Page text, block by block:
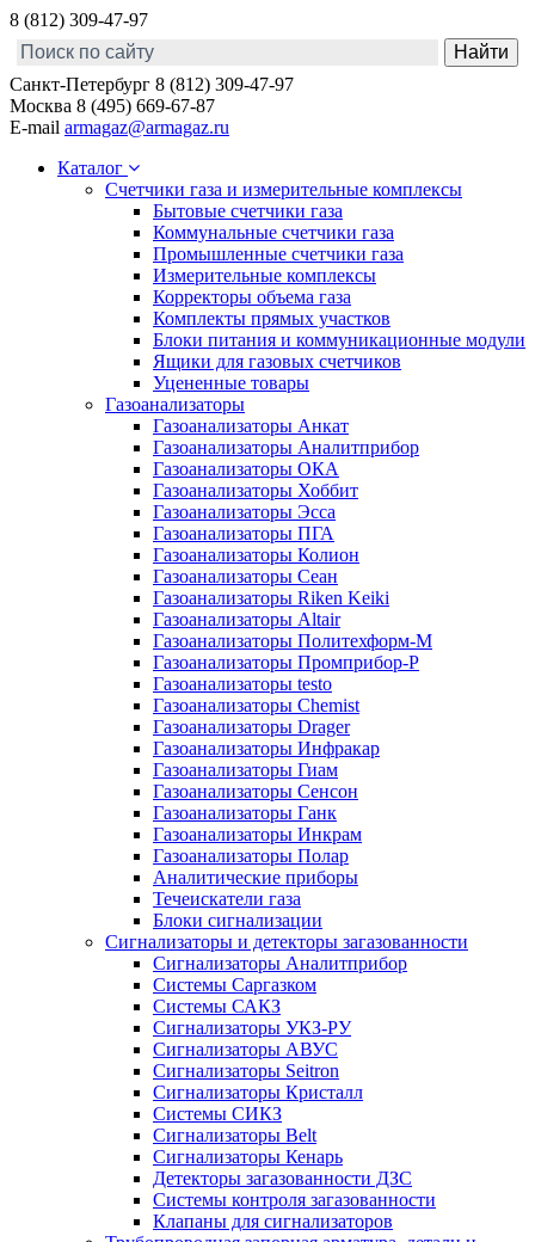
8 (812) 309-47-97
Санкт-Петербург 8 (812) 309-47-97
Москва 8 (495) 669-67-87
E-mail armagaz@armagaz.ru
Каталог
Счетчики газа и измерительные комплексы
Бытовые счетчики газа
Коммунальные счетчики газа
Промышленные счетчики газа
Измерительные комплексы
Корректоры объема газа
Комплекты прямых участков
Блоки питания и коммуникационные модули
Ящики для газовых счетчиков
Уцененные товары
Газоанализаторы
Газоанализаторы Анкат
Газоанализаторы Аналитприбор
Газоанализаторы ОКА
Газоанализаторы Хоббит
Газоанализаторы Эсса
Газоанализаторы ПГА
Газоанализаторы Колион
Газоанализаторы Сеан
Газоанализаторы Riken Keiki
Газоанализаторы Altair
Газоанализаторы Политехформ-М
Газоанализаторы Промприбор-Р
Газоанализаторы testo
Газоанализаторы Chemist
Газоанализаторы Drager
Газоанализаторы Инфракар
Газоанализаторы Гиам
Газоанализаторы Сенсон
Газоанализаторы Ганк
Газоанализаторы Инкрам
Газоанализаторы Полар
Аналитические приборы
Течеискатели газа
Блоки сигнализации
Сигнализаторы и детекторы загазованности
Сигнализаторы Аналитприбор
Системы Саргазком
Системы САКЗ
Сигнализаторы УКЗ-РУ
Сигнализаторы АВУС
Сигнализаторы Seitron
Сигнализаторы Кристалл
Системы СИКЗ
Сигнализаторы Belt
Сигнализаторы Кенарь
Детекторы загазованности ДЗС
Системы контроля загазованности
Клапаны для сигнализаторов